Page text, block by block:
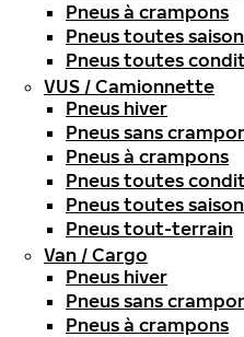
Pneus à crampons
Pneus toutes
Pneus toutes
VUS / Camionnette
Pneus hiver
Pneus sans
Pneus à crampons
Pneus toutes
Pneus toutes
Pneus tout-terrain
Van / Cargo
Pneus hiver
Pneus sans
Pneus à crampons